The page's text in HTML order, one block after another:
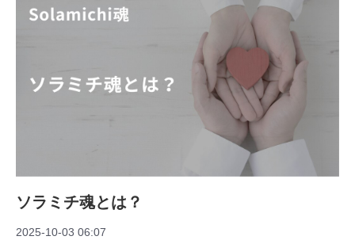
ソラミチ魂とは？
2025-10-03 06:07